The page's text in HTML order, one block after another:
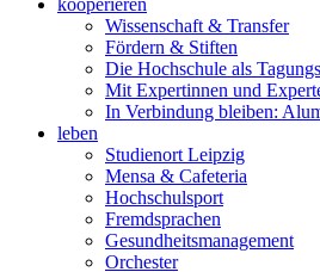
kooperieren
Wissenschaft & Transfer
Fördern & Stiften
Die Hochschule als
Mit Expertinnen und
In Verbindung bleiben:
leben
Studienort Leipzig
Mensa & Cafeteria
Hochschulsport
Fremdsprachen
Gesundheitsmanagement
Orchester